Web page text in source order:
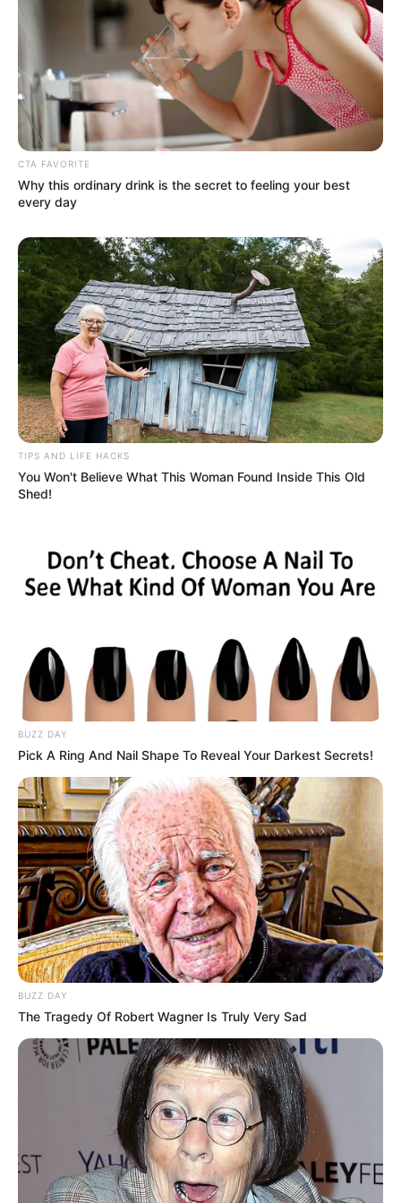
hingga saat ini ada 18.431 gerai Pizza Hut di seluruh dunia.
3. Pizza pertama kali diciptakan di Naples, Italia
pada tahun 1500-an
(foto: instagram/mani_in_pasta)
bahwa orang-orang miskin di Naples pada zaman dahulu kerap
meletakkan irisan tomat di atas adonan roti.
Mereka juga menambahkan keju untuk membuat makanan yang
murah bagi keluarganya. Padahal, saat itu tomat dianggap beracun
4. Konsumsi keju di Amerika meningkat hingga 41
persen karena pizza
(foto: instagram/5akna7)
CTA FAVORITE
Why this ordinary drink is the secret to feeling your best
every day
TIPS AND LIFE HACKS
You Won't Believe What This Woman Found Inside This Old
Shed!
BUZZ DAY
Pick A Ring And Nail Shape To Reveal Your Darkest Secrets!
BUZZ DAY
The Tragedy Of Robert Wagner Is Truly Very Sad